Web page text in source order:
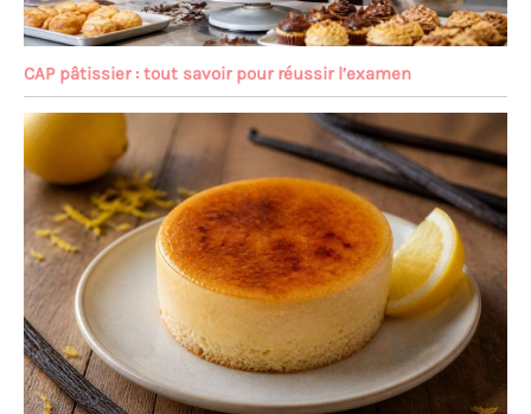
CAP pâtissier : tout savoir pour réussir l’examen